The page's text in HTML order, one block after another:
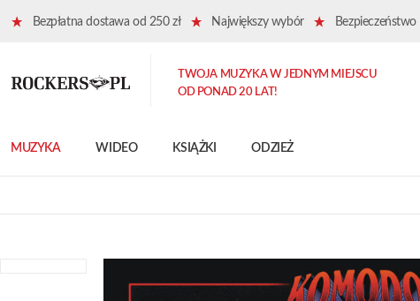
Bezpłatna dostawa od 250 zł Największy wybór Bezpieczeństwo
MUZYKA WIDEO KSIĄŻKI ODZIEŻ
TWOJA MUZYKA W JEDNYM MIEJSCU
OD PONAD 20 LAT!